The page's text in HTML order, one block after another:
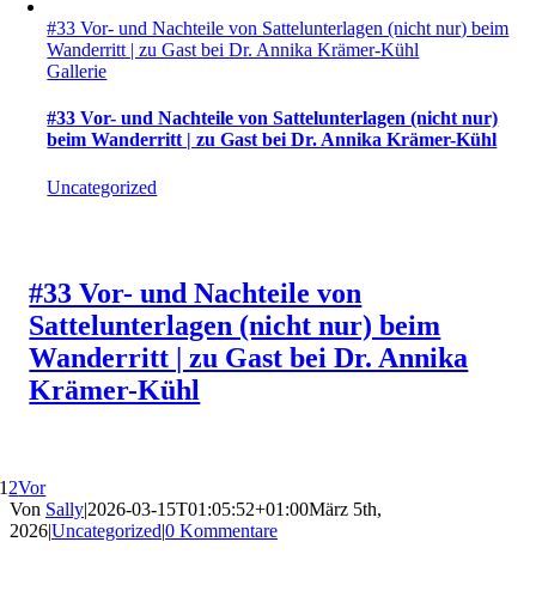
#33 Vor- und Nachteile von Sattelunterlagen (nicht nur) beim
Wanderritt | zu Gast bei Dr. Annika Krämer-Kühl
Gallerie
#33 Vor- und Nachteile von Sattelunterlagen (nicht nur)
beim Wanderritt | zu Gast bei Dr. Annika Krämer-Kühl
Uncategorized
#33 Vor- und Nachteile von
Sattelunterlagen (nicht nur) beim
Wanderritt | zu Gast bei Dr. Annika
Krämer-Kühl
12Vor
Von Sally|2026-03-15T01:05:52+01:00März 5th,
2026|Uncategorized|0 Kommentare